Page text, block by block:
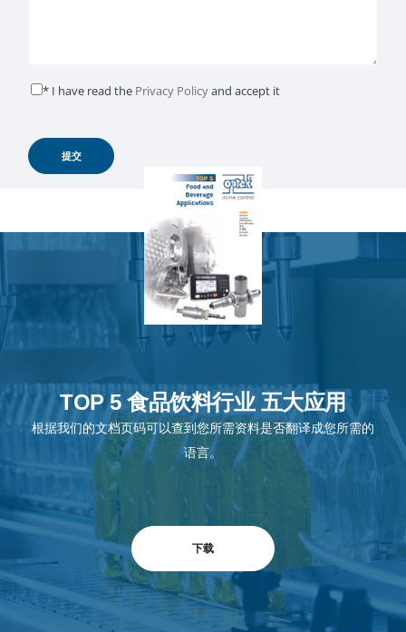
* I have read the Privacy Policyand accept it
TOP 5 食品饮料行业 五大应用
根据我们的文档页码可以查到您所需资料是否翻译成您所需的
语言。
下载